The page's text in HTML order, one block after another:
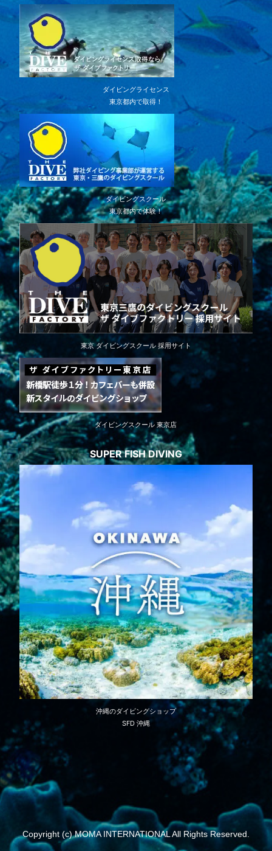
ダイビングライセンス
東京都内で取得！
ダイビングスクール
東京都内で体験！
東京 ダイビングスクール 採用サイト
ダイビングスクール 東京店
SUPER FISH DIVING
沖縄のダイビングショップ
SFD 沖縄
Copyright (c) MOMA INTERNATIONAL All Rights Reserved.